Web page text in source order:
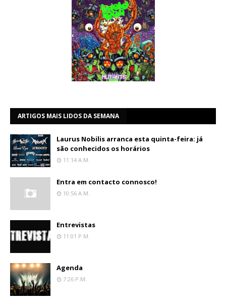
ARTIGOS MAIS LIDOS DA SEMANA
Laurus Nobilis arranca esta quinta-feira: já
são conhecidos os horários
11:14 A.m.
Entra em contacto connosco!
10:56 A.m.
Entrevistas
11:01 P.m.
Agenda
7:26 P.m.